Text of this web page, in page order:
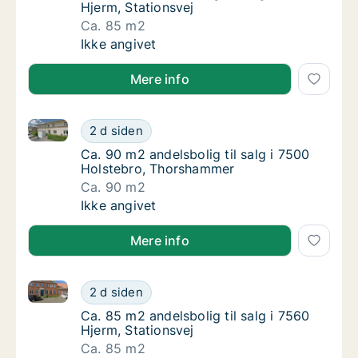
Hjerm, Stationsvej
Ca. 85 m2
Ca. 85 m2 andelsbolig til salg i 7560
Ikke angivet
Mere info
Ca. 90 m2 andelsbolig til salg i 7500
2 d siden
Ca. 90 m2 andelsbolig til salg i 7500 Holstebro,
Ca. 90 m2 andelsbolig til salg i 7500
Ca. 90 m2 andelsbolig til salg i 7500
Holstebro, Thorshammer
Ca. 90 m2
Ca. 90 m2 andelsbolig til salg i 7500
Ikke angivet
Mere info
Ca. 85 m2 andelsbolig til salg i 7560 Hjerm,
2 d siden
Ca. 85 m2 andelsbolig til salg i 7560 Hjerm,
Ca. 85 m2 andelsbolig til salg i 7560 Hjerm,
Ca. 85 m2 andelsbolig til salg i 7560
Hjerm, Stationsvej
Ca. 85 m2